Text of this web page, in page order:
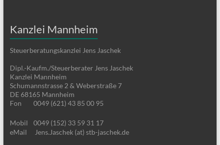
Kanzlei Mannheim
Steuerberatungskanzlei Jens Jaschek
Dipl.-Kaufm./Steuerberater Jens Jaschek
Kanzlei Mannheim
Schumannstrasse 2 & Weberstraße 7
DE 68165 Mannheim
Fon
0049 (621) 43 85 00 95
Mobil
0049 (152) 33 59 31 17
eMail
Jens.Jaschek (at) stb-jaschek.de